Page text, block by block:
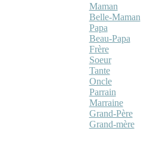
Maman
Belle-Maman
Papa
Beau-Papa
Frère
Soeur
Tante
Oncle
Parrain
Marraine
Grand-Père
Grand-mère